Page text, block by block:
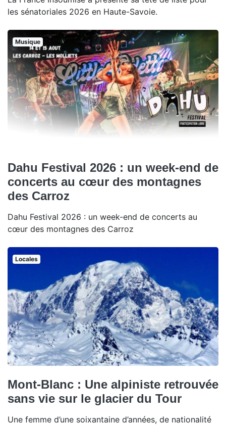
les sénatoriales 2026 en Haute-Savoie.
Musique
Dahu Festival 2026 : un week-end de
concerts au cœur des montagnes
des Carroz
Dahu Festival 2026 : un week-end de concerts au
cœur des montagnes des Carroz
Locales
Mont-Blanc : Une alpiniste retrouvée
sans vie sur le glacier du Tour
Une femme d’une soixantaine d’années, de nationalité